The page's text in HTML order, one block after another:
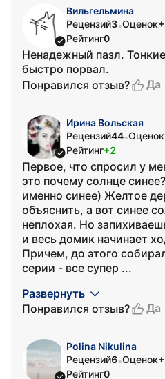
Вильгельмина
Рецензий3•Оценок
Рейтинг0
Ненадежный пазл.
быстро порвал.
Понравился отзыв?
Да
Ирина Вольская
Рецензий44•Оценок
Рейтинг+2
Первое, что спросил у
это почему солнце
именно синее) Желтое
объяснить, а вот синее
неплохая. Но
и весь домик начинает
Причем, до этого
серии - все супер ...
Развернуть
Понравился отзыв?
Да
Polina Nikulina
Рецензий6•Оценок
Рейтинг0